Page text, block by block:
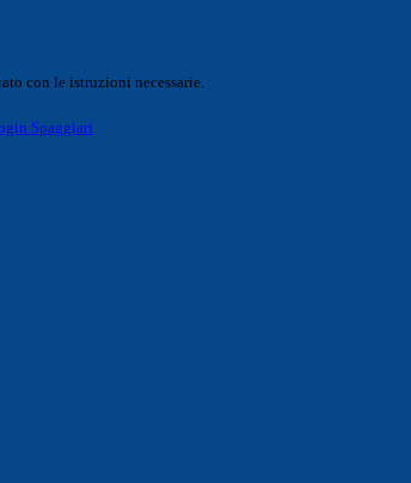
con le istruzioni necessarie.
Spaggiari